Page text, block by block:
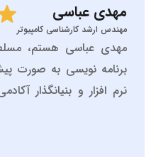
مهدی عباسی
مهندس ارشد کارشناسی کامپیوتر
برنامه نویسی به صورت
نرم افزار و بنیانگذار
دروس تخصصی کاردانی و